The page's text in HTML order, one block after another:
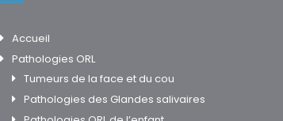
Accueil
Pathologies ORL
Tumeurs de la face et du cou
Pathologies des Glandes salivaires